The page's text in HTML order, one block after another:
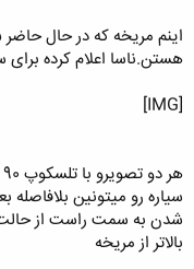
هستن.ناسا اعلام کرده برای سال 2020 یه کاوشگر پیشرفته تر
[IMG]
سیاره رو میتونین
بالاتر از مریخه